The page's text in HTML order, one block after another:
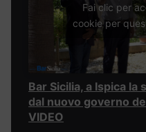
Fai clic per
cookie per
Bar Sicilia, a Ispica
dal nuovo governo
VIDEO